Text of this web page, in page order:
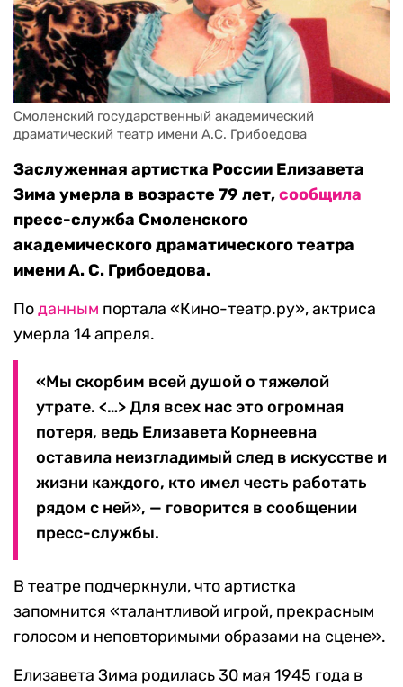
Смоленский государственный академический
драматический театр имени А.С. Грибоедова
Заслуженная артистка России Елизавета
Зима умерла в возрасте 79 лет,сообщила
пресс-служба Смоленского
академического драматического театра
имени А. С. Грибоедова.
Поданным портала «Кино-театр.ру», актриса
умерла 14 апреля.
«Мы скорбим всей душой о тяжелой
утрате. <…> Для всех нас это огромная
потеря, ведь Елизавета Корнеевна
оставила неизгладимый след в искусстве и
жизни каждого, кто имел честь работать
рядом с ней», — говорится в сообщении
пресс-службы.
В театре подчеркнули, что артистка
запомнится «талантливой игрой, прекрасным
голосом и неповторимыми образами на сцене».
Елизавета Зима родилась 30 мая 1945 года в